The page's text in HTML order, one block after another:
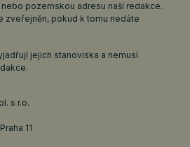
pozemskou adresu naší redakce.
zveřejněn, pokud k tomu nedáte
jejich stanoviska a nemusí
s r.o.
11